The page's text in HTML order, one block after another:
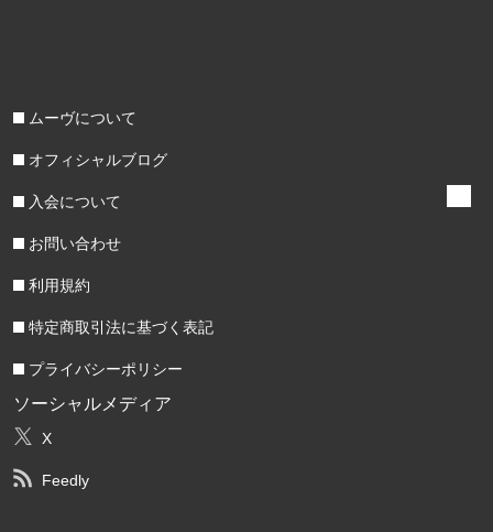
ムーヴについて
オフィシャルブログ
入会について
お問い合わせ
利用規約
特定商取引法に基づく表記
プライバシーポリシー
ソーシャルメディア
X
Feedly